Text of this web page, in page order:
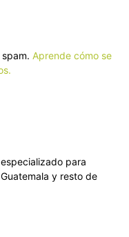
Aprende cómo se
para
y resto de